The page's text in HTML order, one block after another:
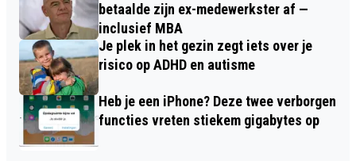
betaalde zijn ex-medewerkster af —
inclusief MBA
Je plek in het gezin zegt iets over je
risico op ADHD en autisme
Heb je een iPhone? Deze twee verborgen
functies vreten stiekem gigabytes op